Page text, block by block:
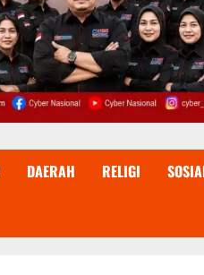
DAERAH RELIGI